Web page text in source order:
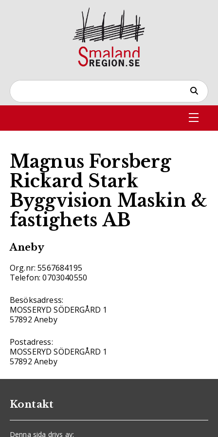
Magnus Forsberg
Rickard Stark
Byggvision Maskin &
fastighets AB
Aneby
Org.nr: 5567684195
Telefon: 0703040550
Besöksadress:
MOSSERYD SÖDERGÅRD 1
57892 Aneby
Postadress:
MOSSERYD SÖDERGÅRD 1
57892 Aneby
Kontakt
Denna sida drivs av: